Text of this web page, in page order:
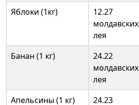
Яблоки (1кг)
12.27
молдавских
лея
Банан (1 кг)
24.22
молдавских
лея
Апельсины (1 кг)
24.23